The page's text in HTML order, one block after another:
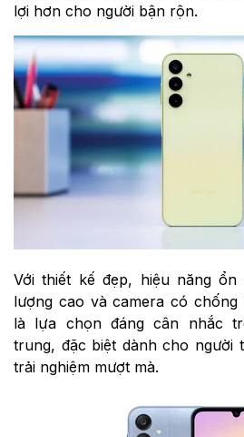
lợi hơn cho người bận rộn.
Với thiết kế đẹp, hiệu năng
lượng cao và camera có chống
là lựa chọn đáng cân nhắc
trung, đặc biệt dành cho người
trải nghiệm mượt mà.